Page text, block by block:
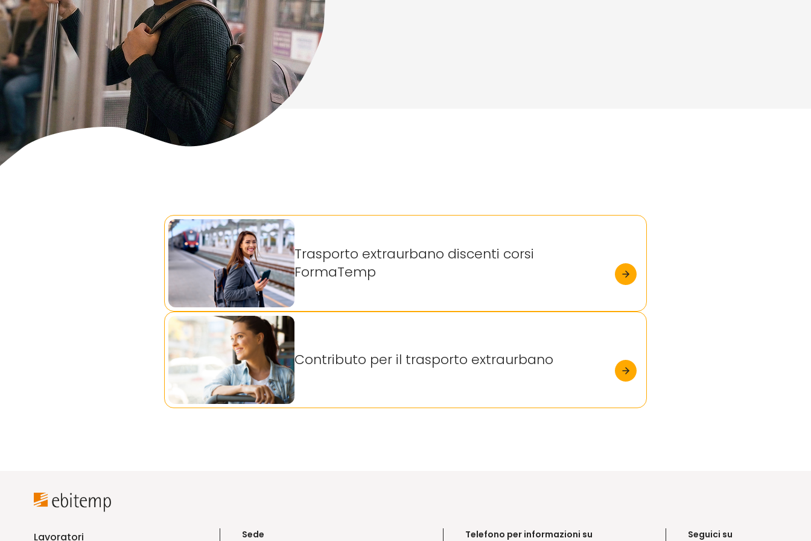
Trasporto extraurbano discenti corsi
FormaTemp
Contributo per il trasporto extraurbano
Lavoratori Sede Telefono per informazioni su Seguici su